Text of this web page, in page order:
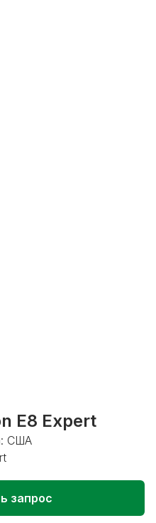
E8 Expert
США
запрос